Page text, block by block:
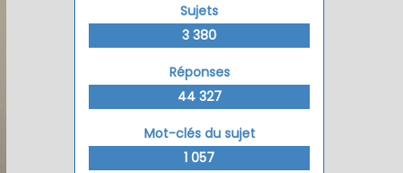
Sujets
3 380
Réponses
44 327
Mot-clés du sujet
1 057